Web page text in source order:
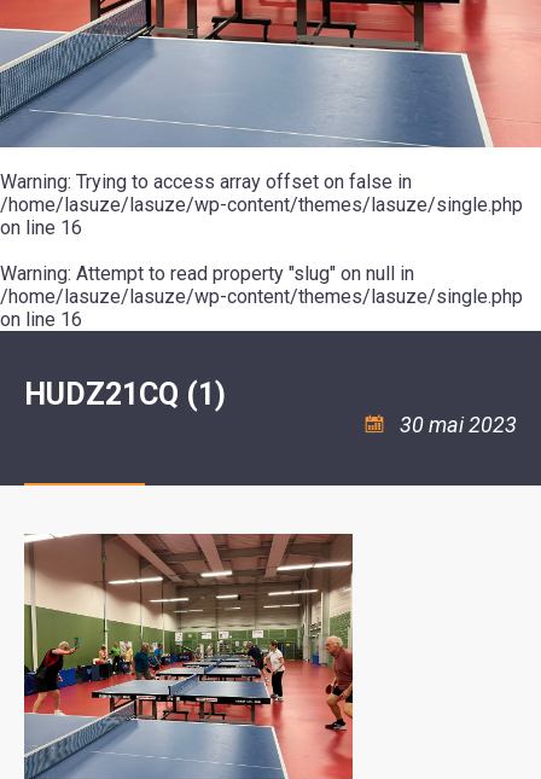
CONSEIL
MUNICIPAL
ARRÊTÉS
ET
DÉCISIONS
MAIRE
MOT
DE
LA
MINORITÉ
ÉCOLES
/
LE
COLLÈGE
ESPACE
JEUNES
11
18
:
ASSOCIATION
COULÉE
DOUCE
ENVIRONNEMENT
L'EAU
ET
L'ASSAINISSEMENT
LA
RÉSIDENCE
AUTONOMIE
LE
CCAS
LA
POLICE
SÉCURITÉ
/
RISQUES
MAJEURS
MUSIQUE
L'ÉCOLE
COMMUNAUTAIRE
DE
DANSE
PISCINE
ASSOCIATIONS
VERTE
VISITES
ET
DÉCOUVERTES
LES
RANDONNÉES
LE
POUR
CAMPING-
CARS
TENTES
CARAVANES
LA
HALTE
FLUVIALE
LA
SUZE
Warning: Trying to access array offset on false in
/home/lasuze/lasuze/wp-content/themes/lasuze/single.php
on line 16
Warning: Attempt to read property "slug" on null in
/home/lasuze/lasuze/wp-content/themes/lasuze/single.php
on line 16
HUDZ21CQ (1)
30 mai 2023